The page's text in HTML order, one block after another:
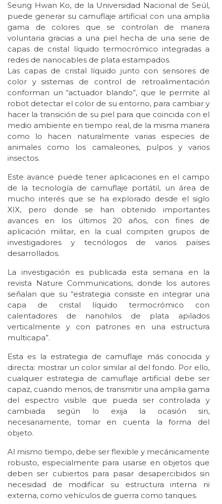
Seung Hwan Ko, de la Universidad Nacional de Seúl,
puede generar su camuflaje artificial con una amplia
gama de colores que se controlan de manera
voluntaria gracias a una piel hecha de una serie de
capas de cristal líquido termocrómico integradas a
redes de nanocables de plata estampados.
Las capas de cristal líquido junto con sensores de
color y sistemas de control de retroalimentación
conforman un “actuador blando”, que le permite al
robot detectar el color de su entorno, para cambiar y
hacer la transición de su piel para que coincida con el
medio ambiente en tiempo real, de la misma manera
como lo hacen naturalmente varias especies de
animales como los camaleones, pulpos y varios
insectos.
Este avance puede tener aplicaciones en el campo
de la tecnología de camuflaje portátil, un área de
mucho interés que se ha explorado desde el siglo
XIX, pero donde se han obtenido importantes
avances en los últimos 20 años, con fines de
aplicación militar, en la cual compiten grupos de
investigadores y tecnólogos de varios países
desarrollados.
La investigación es publicada esta semana en la
revista Nature Communications, donde los autores
señalan que su “estrategia consiste en integrar una
capa de cristal líquido termocrómico con
calentadores de nanohilos de plata apilados
verticalmente y con patrones en una estructura
multicapa”.
Esta es la estrategia de camuflaje más conocida y
directa: mostrar un color similar al del fondo. Por ello,
cualquier estrategia de camuflaje artificial debe ser
capaz, cuando menos, de transmitir una amplia gama
del espectro visible que pueda ser controlada y
cambiada según lo exija la ocasión sin,
necesariamente, tomar en cuenta la forma del
objeto.
Al mismo tiempo, debe ser flexible y mecánicamente
robusto, especialmente para usarse en objetos que
deben ser cubiertos para pasar desapercibidos sin
necesidad de modificar su estructura interna ni
externa, como vehículos de guerra como tanques.